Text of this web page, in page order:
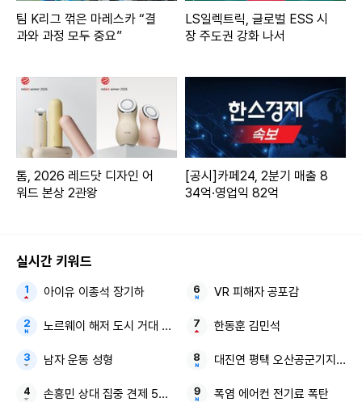
팀 K리그 꺾은 마레스카 “결
과와 과정 모두 중요”
LS일렉트릭, 글로벌 ESS 시
장 주도권 강화 나서
톰, 2026 레드닷 디자인 어
워드 본상 2관왕
[공시]카페24, 2분기 매출 8
34억·영업익 82억
실시간 키워드
아이유 이종석 장기하
노르웨이 해저 도시 거대 로봇
남자 운동 성형
손흥민 상대 집중 견제 5경기 연속골 불발
VR 피해자 공포감
한동훈 김민석
대진연 평택 오산공군기지 구속
폭염 에어컨 전기료 폭탄